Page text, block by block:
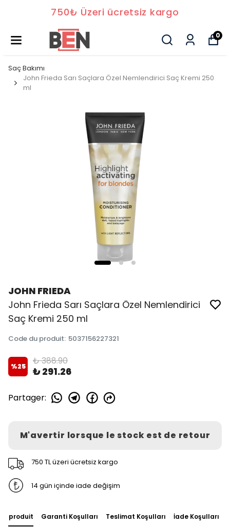
750₺ Üzeri ücretsiz kargo
0
Saç Bakımı
John Frieda Sarı Saçlara Özel Nemlendirici Saç Kremi 250
ml
JOHN FRIEDA
John Frieda Sarı Saçlara Özel Nemlendirici
Saç Kremi 250 ml
Code du produit: 5037156227321
%25 ₺ 388.90
₺ 291.26
Partager:
M'avertir lorsque le stock est de retour
750 TL üzeri ücretsiz kargo
14 gün içinde iade değişim
produit Garanti Koşulları Teslimat Koşulları İade Koşulları